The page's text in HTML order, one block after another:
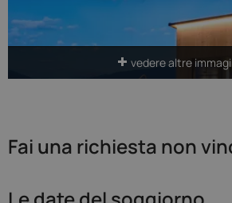
vedere altre
Fai una richiesta non